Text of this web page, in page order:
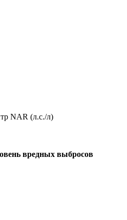
NAR (л.с./л)
вредных выбросов